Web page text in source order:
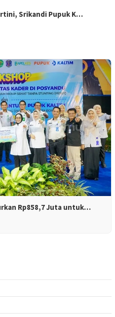
Srikandi Pupuk K…
Rp858,7 Juta untuk…